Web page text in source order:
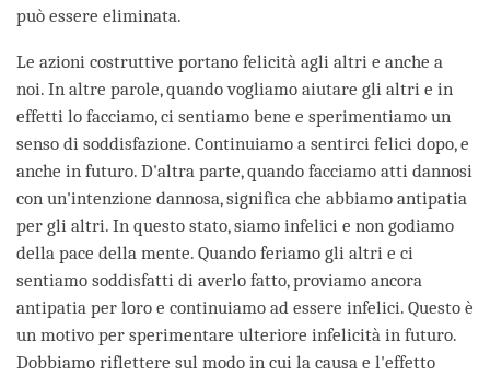
può essere eliminata.
Le azioni costruttive portano felicità agli altri e anche a
noi. In altre parole, quando vogliamo aiutare gli altri e in
effetti lo facciamo, ci sentiamo bene e sperimentiamo un
senso di soddisfazione. Continuiamo a sentirci felici dopo, e
anche in futuro. D'altra parte, quando facciamo atti dannosi
con un'intenzione dannosa, significa che abbiamo antipatia
per gli altri. In questo stato, siamo infelici e non godiamo
della pace della mente. Quando feriamo gli altri e ci
sentiamo soddisfatti di averlo fatto, proviamo ancora
antipatia per loro e continuiamo ad essere infelici. Questo è
un motivo per sperimentare ulteriore infelicità in futuro.
Dobbiamo riflettere sul modo in cui la causa e l'effetto